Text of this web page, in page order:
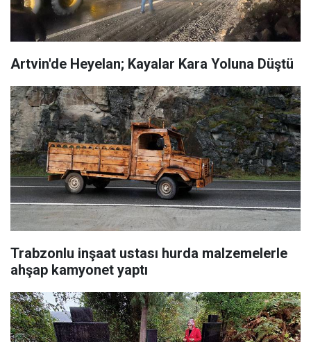
Artvin'de Heyelan; Kayalar Kara Yoluna Düştü
Trabzonlu inşaat ustası hurda malzemelerle
ahşap kamyonet yaptı